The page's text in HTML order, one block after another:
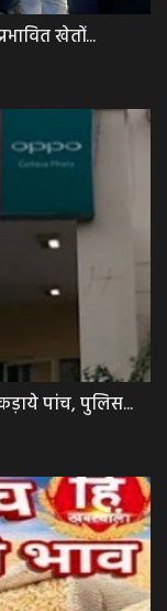
खेतों...
पांच, पुलिस...